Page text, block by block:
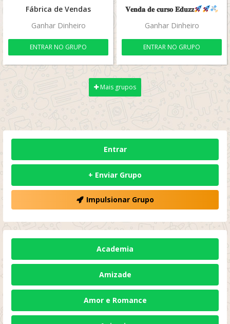
Fábrica de Vendas
Ganhar Dinheiro
ENTRAR NO GRUPO
𝐕𝐞𝐧𝐝𝐚 𝐝𝐞 𝐜𝐮𝐫𝐬𝐨 𝐄𝐝𝐮𝐳𝐳
Ganhar Dinheiro
ENTRAR NO GRUPO
Mais grupos
Entrar
+ Enviar Grupo
Impulsionar Grupo
Academia
Amizade
Amor e Romance